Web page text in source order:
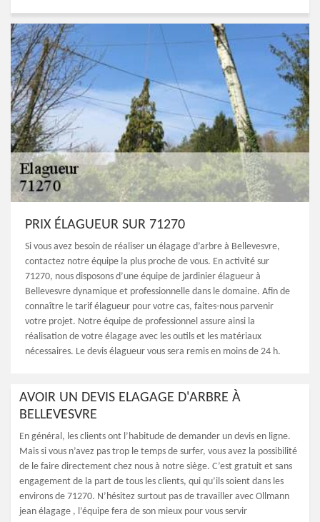
PRIX ÉLAGUEUR SUR 71270
Si vous avez besoin de réaliser un élagage d’arbre à Bellevesvre,
contactez notre équipe la plus proche de vous. En activité sur
71270, nous disposons d’une équipe de jardinier élagueur à
Bellevesvre dynamique et professionnelle dans le domaine. Afin de
connaître le tarif élagueur pour votre cas, faites-nous parvenir
votre projet. Notre équipe de professionnel assure ainsi la
réalisation de votre élagage avec les outils et les matériaux
nécessaires. Le devis élagueur vous sera remis en moins de 24 h.
AVOIR UN DEVIS ELAGAGE D'ARBRE À
BELLEVESVRE
En général, les clients ont l’habitude de demander un devis en ligne.
Mais si vous n’avez pas trop le temps de surfer, vous avez la possibilité
de le faire directement chez nous à notre siège. C’est gratuit et sans
engagement de la part de tous les clients, qui qu’ils soient dans les
environs de 71270. N’hésitez surtout pas de travailler avec Ollmann
jean élagage , l’équipe fera de son mieux pour vous servir